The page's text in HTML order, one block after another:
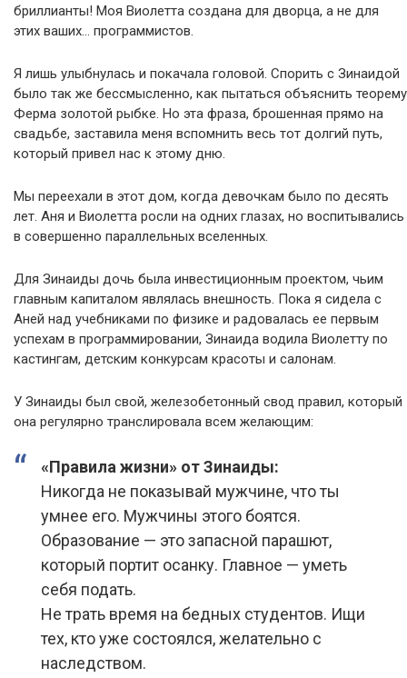
бриллианты! Моя Виолетта создана для дворца, а не для
этих ваших… программистов.
Я лишь улыбнулась и покачала головой. Спорить с Зинаидой
было так же бессмысленно, как пытаться объяснить теорему
Ферма золотой рыбке. Но эта фраза, брошенная прямо на
свадьбе, заставила меня вспомнить весь тот долгий путь,
который привел нас к этому дню.
Мы переехали в этот дом, когда девочкам было по десять
лет. Аня и Виолетта росли на одних глазах, но воспитывались
в совершенно параллельных вселенных.
Для Зинаиды дочь была инвестиционным проектом, чьим
главным капиталом являлась внешность. Пока я сидела с
Аней над учебниками по физике и радовалась ее первым
успехам в программировании, Зинаида водила Виолетту по
кастингам, детским конкурсам красоты и салонам.
У Зинаиды был свой, железобетонный свод правил, который
она регулярно транслировала всем желающим:
«Правила жизни» от Зинаиды:
Никогда не показывай мужчине, что ты
умнее его. Мужчины этого боятся.
Образование — это запасной парашют,
который портит осанку. Главное — уметь
себя подать.
Не трать время на бедных студентов. Ищи
тех, кто уже состоялся, желательно с
наследством.